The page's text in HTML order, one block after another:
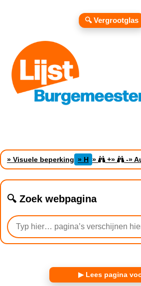
» Visuele beperking » H » +» -»
🔍 Zoek webpagina
▶ Lees pagina
🔍 Vergrootglas